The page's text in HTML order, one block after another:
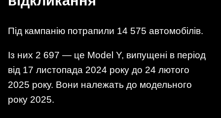
Під кампанію потрапили 14 575 автомобілів.
Із них 2 697 — це Model Y, випущені в період
від 17 листопада 2024 року до 24 лютого
2025 року. Вони належать до модельного
року 2025.